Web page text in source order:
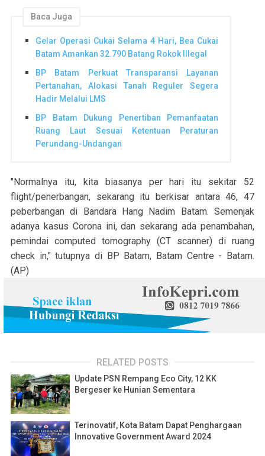
Baca Juga
Gelar Operasi Cukai Selama 4 Hari, Bea Cukai
Batam Amankan 32.790 Batang Rokok Illegal
BP Batam Perkuat Transparansi Layanan
Pertanahan, Alokasi Tanah Reguler Segera
Hadir Melalui LMS
BP Batam Dukung Penertiban Pemanfaatan
Ruang Laut Sesuai Ketentuan Peraturan
Perundang-Undangan
"Normalnya itu, kita biasanya per hari itu sekitar 52
flight/penerbangan, sekarang itu berkisar antara 46, 47
peberbangan di Bandara Hang Nadim Batam. Semenjak
adanya kasus Corona ini, dan sekarang ada penambahan,
pemindai computed tomography (CT scanner) di ruang
check in," tutupnya di BP Batam, Batam Centre - Batam.
(AP)
RELATED POSTS
Update PSN Rempang Eco City, 12 KK
Bergeser ke Hunian Sementara
Terinovatif, Kota Batam Dapat Penghargaan
Innovative Government Award 2024